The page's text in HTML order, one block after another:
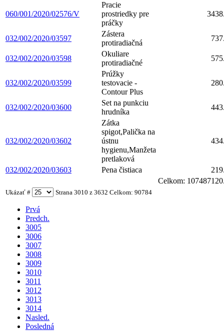
Ukázať # Strana 3010 z 3632 Celkom: 90784
Prvá
Predch.
3005
3006
3007
3008
3009
3010
3011
3012
3013
3014
Nasled.
Posledná
060/001/2020/02576/V
Pracie
prostriedky pre
práčky
032/002/2020/03597
Zástera
protiradiačná
032/002/2020/03598
Okuliare
protiradiačné
032/002/2020/03599
Prúžky
testovacie -
Contour Plus
032/002/2020/03600
Set na punkciu
hrudníka
032/002/2020/03602
Zátka
spigot,Palička na
ústnu
hygienu,Manžeta
pretlaková
032/002/2020/03603 Pena čistiaca
Celkom: